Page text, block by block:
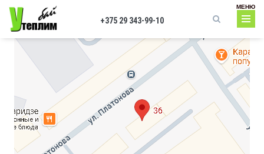
Перейти к основному содержанию МЕНЮ
Форма поиска
+375 29 343-99-10